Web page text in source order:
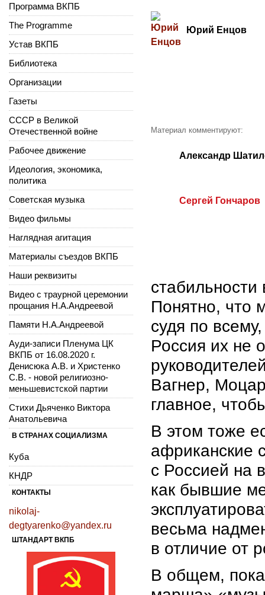
Юрий Енцов
Материал комментируют:
Александр
Сергей Гончаров
стабильности
Понятно, что
судя по
Россия их не
Вагнер,
главное,
В этом тоже
африканские
с Россией на
как бывшие
весьма
в отличие от
В общем,
Программа ВКПБ
The Programme
Устав ВКПБ
Библиотека
Организации
Газеты
СССР в Великой
Отечественной войне
Рабочее движение
Идеология, экономика,
политика
Советская музыка
Видео фильмы
Наглядная агитация
Материалы съездов ВКПБ
Наши реквизиты
Видео с траурной церемонии
прощания Н.А.Андреевой
Памяти Н.А.Андреевой
Ауди-записи Пленума ЦК
ВКПБ от 16.08.2020 г.
Денисюка А.В. и Христенко
С.В. - новой религиозно-
меньшевистской партии
Стихи Дьяченко Виктора
Анатольевича
В СТРАНАХ СОЦИАЛИЗМА
Куба
КНДР
КОНТАКТЫ
nikolaj-
degtyarenko@yandex.ru
ШТАНДАРТ ВКПБ